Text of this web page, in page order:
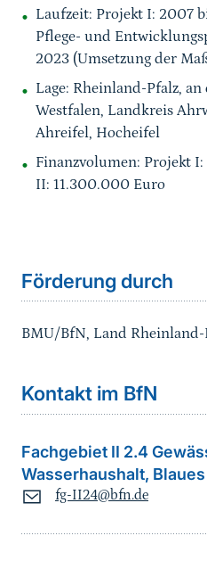
Laufzeit: Projekt I: 2007
Pflege- und
2023 (Umsetzung der
Lage: Rheinland-Pfalz,
Westfalen, Landkreis
Ahreifel, Hocheifel
Finanzvolumen: Projekt
II: 11.300.000 Euro
Förderung durch
BMU/BfN, Land
Kontakt im BfN
Fachgebiet II 2.4
Wasserhaushalt, Blaues
fg-II24@bfn.de
Sprungmarke